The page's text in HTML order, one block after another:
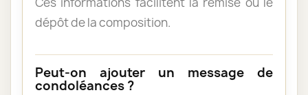
dépôt de la composition.
Peut-on ajouter un message de
condoléances ?